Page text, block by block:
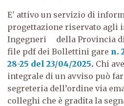
E' attivo un servizio di
progettazione riservato agli
Ingegneri della Provincia
file pdf dei Bollettini gare n.
28-25 del 23/04/2025. Chi
integrale di un avviso può
segreteria dell’ordine via
colleghi che è gradita la